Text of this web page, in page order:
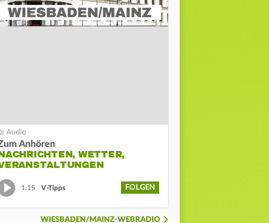
Anhören
WETTER,
1:15 V-Tipps FOLGEN
WIESBADEN/MAINZ-WEBRADIO